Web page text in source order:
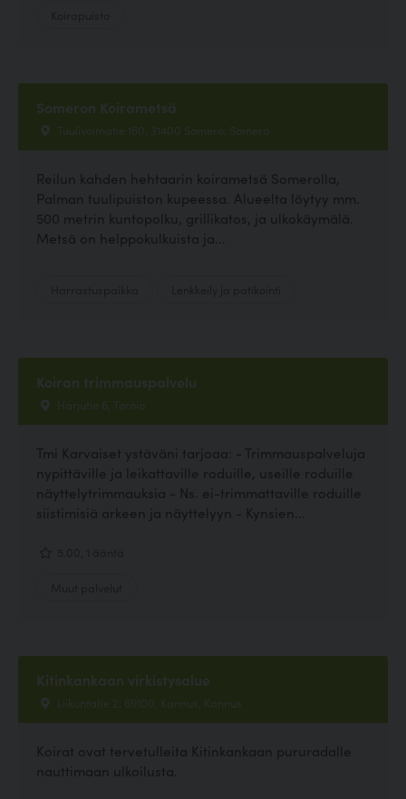
Someron Koirametsä
Tuulivoimatie 160, 31400 Somero, Somero
Reilun kahden hehtaarin koirametsä Somerolla,
Palman tuulipuiston kupeessa. Alueelta löytyy mm.
500 metrin kuntopolku, grillikatos, ja ulkokäymälä.
Metsä on helppokulkuista ja...
Koiran trimmauspalvelu
Harjutie 6, Tornio
Tmi Karvaiset ystäväni tarjoaa: - Trimmauspalveluja
nypittäville ja leikattaville roduille, useille roduille
näyttelytrimmauksia - Ns. ei-trimmattaville roduille
siistimisiä arkeen ja näyttelyyn - Kynsien...
Kitinkankaan virkistysalue
Liikuntatie 2, 69100, Kannus, Kannus
Koirat ovat tervetulleita Kitinkankaan pururadalle
nauttimaan ulkoilusta.